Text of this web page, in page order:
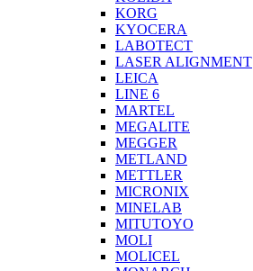
KORG
KYOCERA
LABOTECT
LASER ALIGNMENT
LEICA
LINE 6
MARTEL
MEGALITE
MEGGER
METLAND
METTLER
MICRONIX
MINELAB
MITUTOYO
MOLI
MOLICEL